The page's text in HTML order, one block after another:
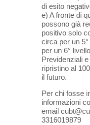
di esito
e) A fronte di
possono già
positivo solo
circa per un
per un 6°
Previdenziali e
ripristino al
il futuro.
Per chi fosse
informazioni
email
3316019879